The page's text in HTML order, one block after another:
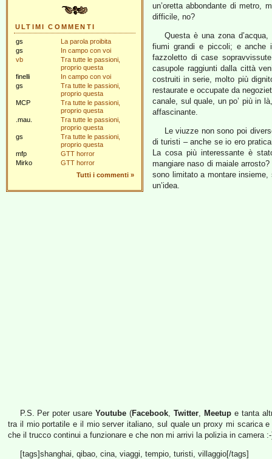
ULTIMI COMMENTI
gs
La parola proibita
gs
In campo con voi
vb
Tra tutte le passioni,
proprio questa
finelli
In campo con voi
gs
Tra tutte le passioni,
proprio questa
MCP
Tra tutte le passioni,
proprio questa
.mau.
Tra tutte le passioni,
proprio questa
gs
Tra tutte le passioni,
proprio questa
mfp
GTT horror
Mirko
GTT horror
Tutti i commenti »
un’oretta abbondante di metro,
difficile, no?
Questa è una zona
fiumi grandi e piccoli; e anche
fazzoletto di case
casupole raggiunti dalla città
costruiti in serie, molto più
restaurate e occupate da
canale, sul quale, un po’ più in
affascinante.
Le viuzze non sono poi
di turisti – anche se io ero
La cosa più interessante è
mangiare naso di maiale
sono limitato a montare
un’idea.
P.S. Per poter usareYoutube (Facebook,Twitter, Meetup e tanta
tra il mio portatile e il mio server italiano, sul quale un proxy mi scarica
che il trucco continui a funzionare e che non mi arrivi la polizia in camera
[tags]shanghai, qibao, cina, viaggi, tempio, turisti, villaggio[/tags]